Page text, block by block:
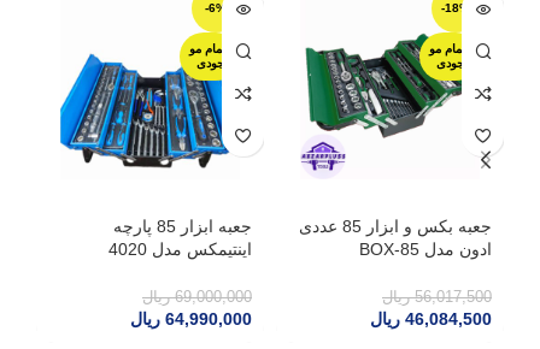
-18%
اتمام مو
جودی
جعبه بکس و ابزار 85 عددی
ادون مدل BOX-85
56,017,500 ریال
46,084,500 ریال
-6%
اتمام مو
جودی
جعبه ابزار 85 پارچه
اینتیمکس مدل 4020
69,000,000 ریال
64,990,000 ریال